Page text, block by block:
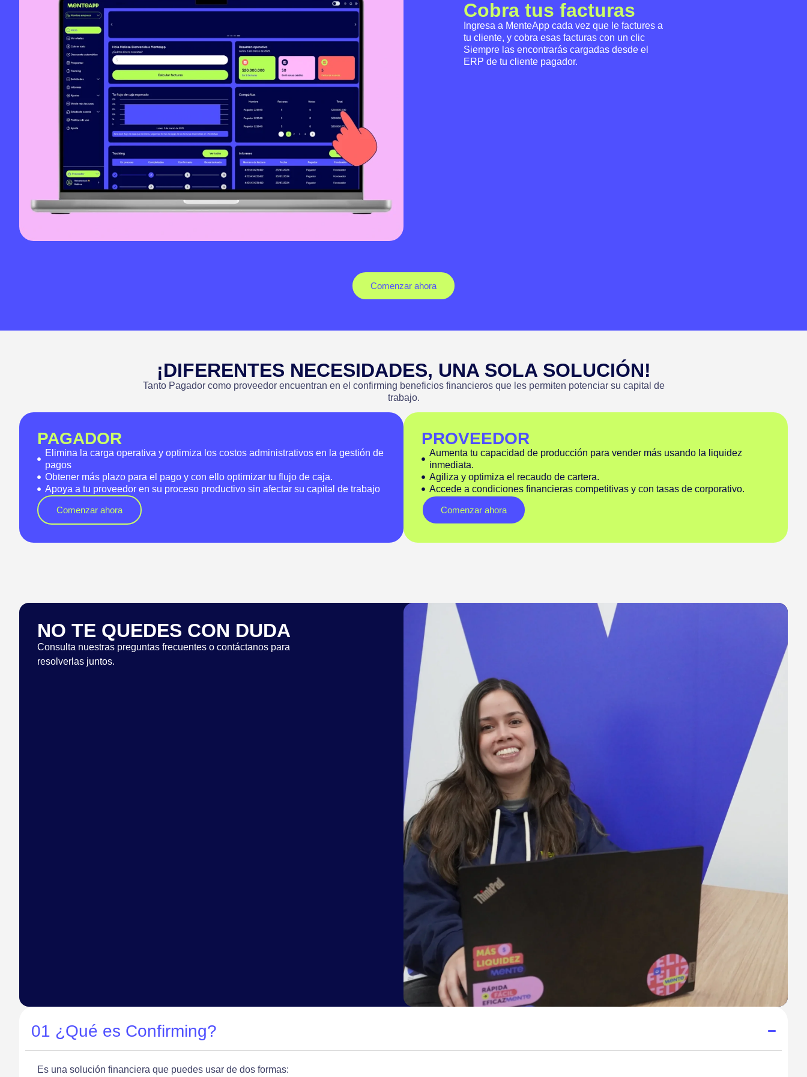
Cobra tus facturas
Ingresa a MenteApp cada vez que le factures a
tu cliente, y cobra esas facturas con un clic
Siempre las encontrarás cargadas desde el
ERP de tu cliente pagador.
Comenzar ahora
¡DIFERENTES NECESIDADES, UNA SOLA SOLUCIÓN!
Tanto Pagador como proveedor encuentran en el confirming beneficios financieros que les permiten potenciar su capital de
trabajo.
PAGADOR
Elimina la carga operativa y optimiza los costos administrativos en la gestión de
pagos
Obtener más plazo para el pago y con ello optimizar tu flujo de caja.
Apoya a tu proveedor en su proceso productivo sin afectar su capital de trabajo
Comenzar ahora
PROVEEDOR
Aumenta tu capacidad de producción para vender más usando la liquidez
inmediata.
Agiliza y optimiza el recaudo de cartera.
Accede a condiciones financieras competitivas y con tasas de corporativo.
Comenzar ahora
NO TE QUEDES CON DUDA
Consulta nuestras preguntas frecuentes o contáctanos para
resolverlas juntos.
01 ¿Qué es Confirming?
Es una solución financiera que puedes usar de dos formas: